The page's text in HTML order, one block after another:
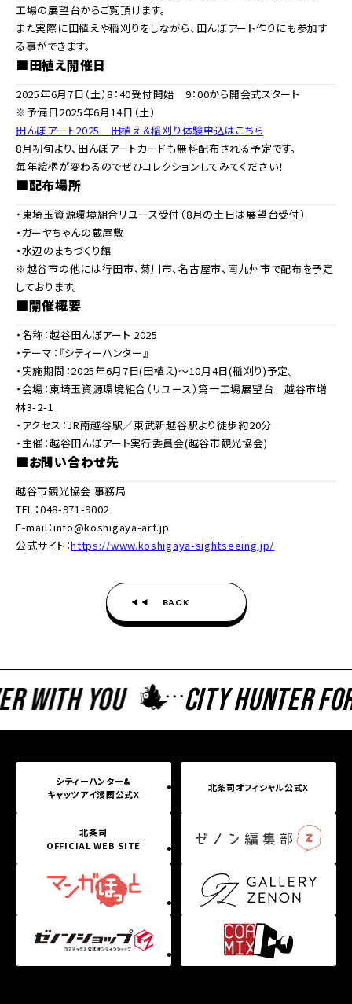
工場の展望台からご覧頂けます。
また実際に田植えや稲刈りをしながら、田んぼアート作りにも参加す
る事ができます。
■田植え開催日
2025年6月7日（土）8：40受付開始 9：00から開会式スタート
※予備日2025年6月14日（土）
田んぼアート2025 田植え＆稲刈り体験申込はこちら
8月初旬より、田んぼアートカードも無料配布される予定です。
毎年絵柄が変わるのでぜひコレクションしてみてください！
■配布場所
・東埼玉資源環境組合リユース受付（8月の土日は展望台受付）
・ガーヤちゃんの蔵屋敷
・水辺のまちづくり館
※越谷市の他には行田市、菊川市、名古屋市、南九州市で配布を予定
しております。
■開催概要
・名称：越谷田んぼアート 2025
・テーマ：『シティーハンター』
・実施期間：2025年6月7日(田植え)～10月4日(稲刈り)予定。
・会場：東埼玉資源環境組合（リユース）第一工場展望台 越谷市増
林3-2-1
・アクセス：JR南越谷駅／東武新越谷駅より徒歩約20分
・主催：越谷田んぼアート実行委員会(越谷市観光協会)
■お問い合わせ先
越谷市観光協会 事務局
TEL：048-971-9002
E-mail：info@koshigaya-art.jp
公式サイト：https://www.koshigaya-sightseeing.jp/
BACK
With You CITY HUNTER
シティーハンター&
キャッツアイ漫画公式X
北条司オフィシャル公式X
北条司
OFFICIAL WEB SITE